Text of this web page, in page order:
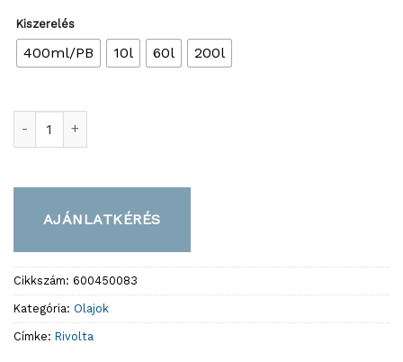
Kiszerelés
400ml/PB 10l 60l 200l
AJÁNLATKÉRÉS
Cikkszám: 600450083
Kategória: Olajok
Címke: Rivolta